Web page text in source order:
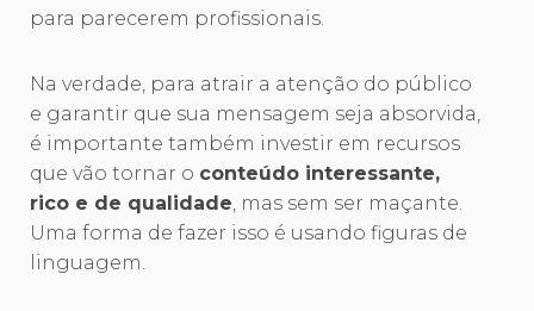
para parecerem profissionais.
Na verdade, para atrair a atenção do público
e garantir que sua mensagem seja absorvida,
é importante também investir em recursos
que vão tornar o conteúdo interessante,
rico e de qualidade, mas sem ser maçante.
Uma forma de fazer isso é usando figuras de
linguagem.